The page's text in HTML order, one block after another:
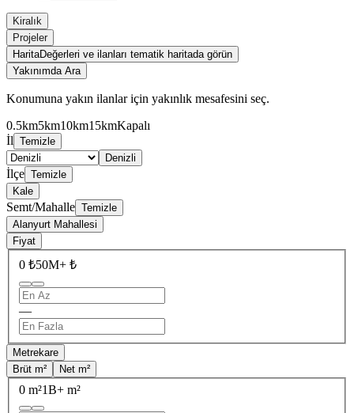
Kiralık
Projeler
HaritaDeğerleri ve ilanları tematik haritada görün
Yakınımda Ara
Konumuna yakın ilanlar için yakınlık mesafesini seç.
0.5km5km10km15kmKapalı
İl Temizle
Denizli
İlçe Temizle
Kale
Semt/Mahalle Temizle
Alanyurt Mahallesi
Fiyat
0 ₺50M+ ₺
—
Metrekare
Brüt m²
Net m²
0 m²1B+ m²